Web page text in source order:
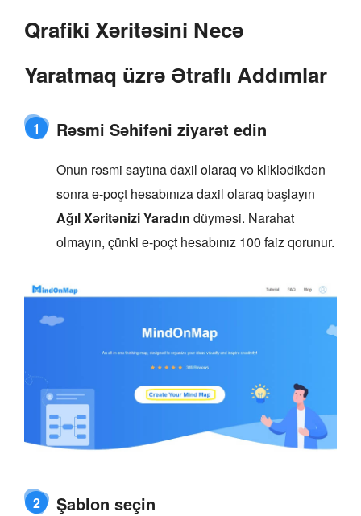
Qrafiki Xəritəsini Necə
Yaratmaq üzrə Ətraflı Addımlar
1 Rəsmi Səhifəni ziyarət edin
Onun rəsmi saytına daxil olaraq və kliklədikdən
sonra e-poçt hesabınıza daxil olaraq başlayın
Ağıl Xəritənizi Yaradın düyməsi. Narahat
olmayın, çünki e-poçt hesabınız 100 faiz qorunur.
2 Şablon seçin